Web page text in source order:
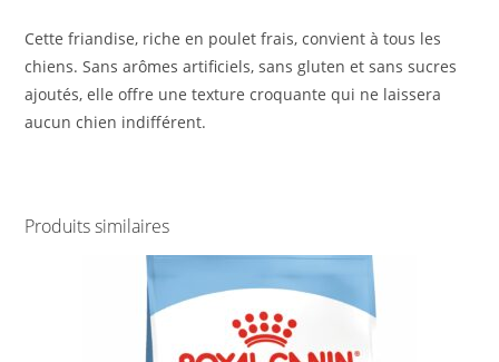
Cette friandise, riche en poulet frais, convient à tous les
chiens. Sans arômes artificiels, sans gluten et sans sucres
ajoutés, elle offre une texture croquante qui ne laissera
aucun chien indifférent.
Produits similaires